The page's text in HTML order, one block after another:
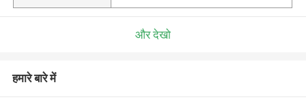
और देखो
हमारे बारे में